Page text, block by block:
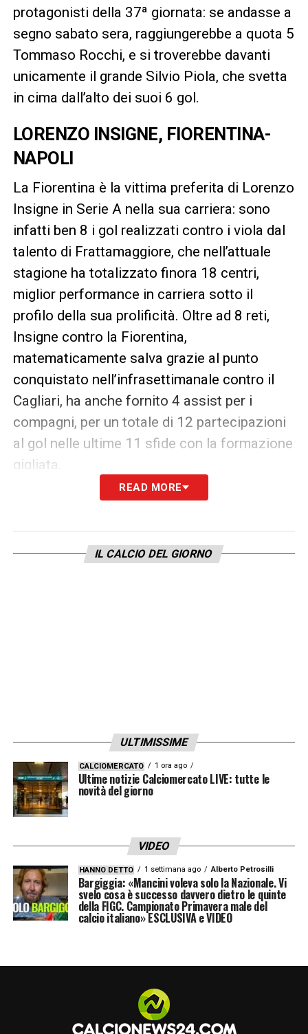
protagonisti della 37ª giornata: se andasse a
segno sabato sera, raggiungerebbe a quota 5
Tommaso Rocchi, e si troverebbe davanti
unicamente il grande Silvio Piola, che svetta
in cima dall’alto dei suoi 6 gol.
LORENZO INSIGNE, FIORENTINA-
NAPOLI
La Fiorentina è la vittima preferita di Lorenzo
Insigne in Serie A nella sua carriera: sono
infatti ben 8 i gol realizzati contro i viola dal
talento di Frattamaggiore, che nell’attuale
stagione ha totalizzato finora 18 centri,
miglior performance in carriera sotto il
profilo della sua prolificità. Oltre ad 8 reti,
Insigne contro la Fiorentina,
matematicamente salva grazie al punto
conquistato nell’infrasettimanale contro il
Cagliari, ha anche fornito 4 assist per i
compagni, per un totale di 12 partecipazioni
al gol nelle ultime 11 sfide con la formazione
gigliata.
READ MORE
IL CALCIO DEL GIORNO
ULTIMISSIME
CALCIOMERCATO 1 ora ago
Ultime notizie Calciomercato LIVE: tutte le
novità del giorno
VIDEO
HANNO DETTO 1 settimana ago Alberto Petrosilli
Bargiggia: «Mancini voleva solo la Nazionale. Vi
svelo cosa è successo davvero dietro le quinte
della FIGC. Campionato Primavera male del
calcio italiano» ESCLUSIVA e VIDEO